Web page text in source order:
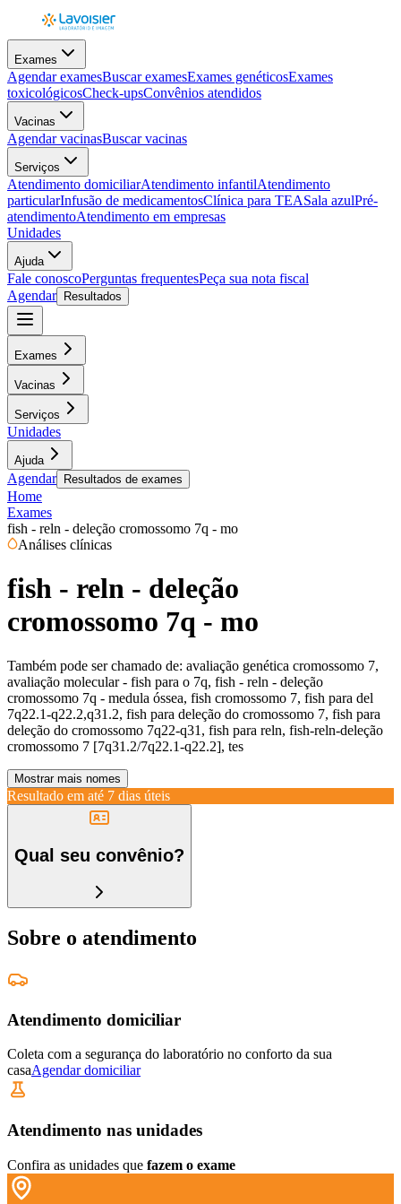
Exames
Agendar examesBuscar examesExames genéticosExames
toxicológicosCheck-upsConvênios atendidos
Vacinas
Agendar vacinasBuscar vacinas
Serviços
Atendimento domiciliarAtendimento infantilAtendimento
particularInfusão de medicamentosClínica para TEASala azulPré-
atendimentoAtendimento em empresas
Unidades
Ajuda
Fale conoscoPerguntas frequentesPeça sua nota fiscal
Agendar
Resultados
Exames
Vacinas
Serviços
Unidades
Ajuda
Agendar Resultados de exames
Home
Exames
fish - reln - deleção cromossomo 7q - mo
Análises clínicas
fish - reln - deleção
cromossomo 7q - mo
Também pode ser chamado de: avaliação genética cromossomo 7,
avaliação molecular - fish para o 7q, fish - reln - deleção
cromossomo 7q - medula óssea, fish cromossomo 7, fish para del
7q22.1-q22.2,q31.2, fish para deleção do cromossomo 7, fish para
deleção do cromossomo 7q22-q31, fish para reln, fish-reln-deleção
cromossomo 7 [7q31.2/7q22.1-q22.2], tes
Mostrar mais nomes
Resultado em até 7 dias úteis
Qual seu convênio?
Sobre o atendimento
Atendimento domiciliar
Coleta com a segurança do laboratório no conforto da sua
casaAgendar domiciliar
Atendimento nas unidades
Confira as unidades que fazem o exame